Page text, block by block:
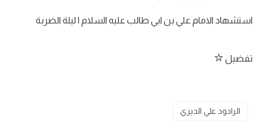
استشهاد الامام علي بن ابي طالب عليه السلام | ليلة الضربة
تفضيل
الرادود علي الديري